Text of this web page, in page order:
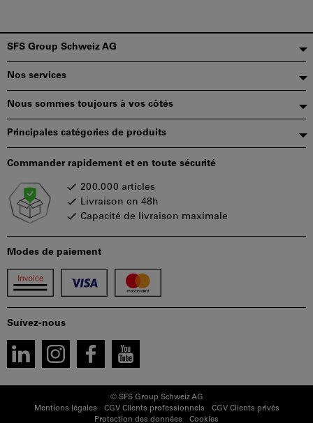
Pied
de
page
SFS Group Schweiz AG
Nos services
Nous sommes toujours à vos côtés
Principales catégories de produits
Suívez-nous
Modes de paiement
Commander rapidement et en toute sécurité
200.000 articles
Livraison en 48h
Capacité de livraison maximale
© SFS Group Schweiz AG
Mentions légales
CGV Clients professionnels
CGV Clients privés
Protection des données
Cookies